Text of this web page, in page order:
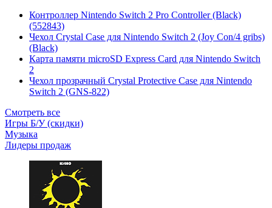
Контроллер Nintendo Switch 2 Pro Controller (Black)
(552843)
Чехол Сrystal Сase для Nintendo Switch 2 (Joy Con/4 gribs)
(Black)
Карта памяти microSD Express Card для Nintendo Switch
2
Чехол прозрачный Crystal Protective Case для Nintendo
Switch 2 (GNS-822)
Смотреть все
Игры Б/У (скидки)
Музыка
Лидеры продаж